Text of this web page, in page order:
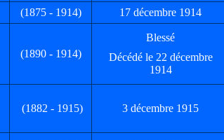
(1875 - 1914) 17 décembre 1914
(1890 - 1914)
Blessé
Décédé le 22 décembre
1914
(1882 - 1915) 3 décembre 1915